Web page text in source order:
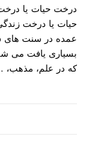
درخت حیات یا
حیات یا درخت
عمده در سنت های
که در علم، مذهب،